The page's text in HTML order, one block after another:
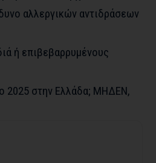
αλλεργικών αντιδράσεων
ή επιβεβαρρυμένους
2025 στην Ελλάδα; ΜΗΔΕΝ,